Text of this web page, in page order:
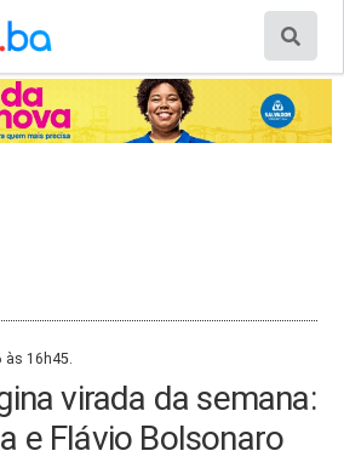
às 16h45.
virada da semana:
e Flávio Bolsonaro